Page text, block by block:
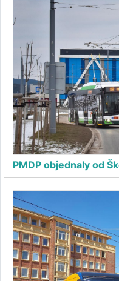
PMDP objednaly od